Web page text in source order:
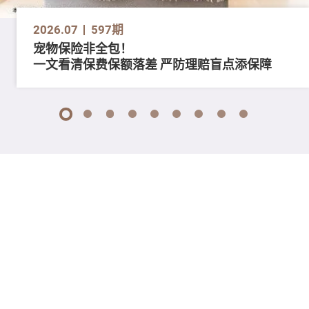
2026.07 597期
宠物保险非全包！
一文看清保费保额落差 严防理赔盲点添保障
1 2 3 4 5 6 7 8 9